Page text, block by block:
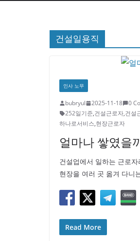
건설일용직
인사 노무
bubryul 2025-11-18
0
252일기준,건설근로자,건설
하나로서비스,현장근로자
얼마나 쌓였을
건설업에서 일하는 근로
현장을 여러 곳 옮겨 다니
Read More